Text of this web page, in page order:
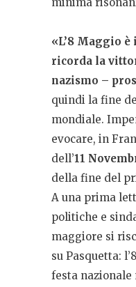
«L’8 Maggio
ricorda la
nazismo –
quindi la fine
mondiale.
evocare, in
dell’11
della fine del
A una prima
politiche e
maggiore si
su Pasquetta:
festa nazionale